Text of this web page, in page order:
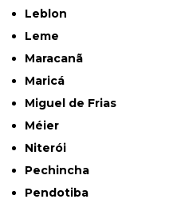
Leblon
Leme
Maracanã
Maricá
Miguel de Frias
Méier
Niterói
Pechincha
Pendotiba